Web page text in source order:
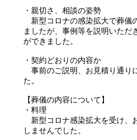
・親切さ、相談の姿勢
新型コロナの感染拡大で葬儀
ましたが、事例等を説明いただ
ができました。
・契約どおりの内容か
事前のご説明、お見積り通り
た。
【葬儀の内容について】
・料理
新型コロナ感染拡大を受け、
しませんでした。